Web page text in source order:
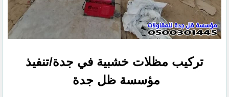
تركيب مظلات خشبية في جدة/تنفيذ
مؤسسة ظل جدة